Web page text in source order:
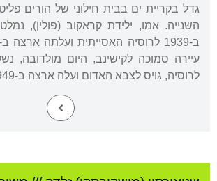
גדל בקריית ים בבית חילוני של הורים
השנייה. אמו, ילידת קראקוב (פולין),
עיירה סמוכה לקישינב, היום מולדובה,
לרוסיה, גויס לצבא האדום ועלה ארצה ב-1949.